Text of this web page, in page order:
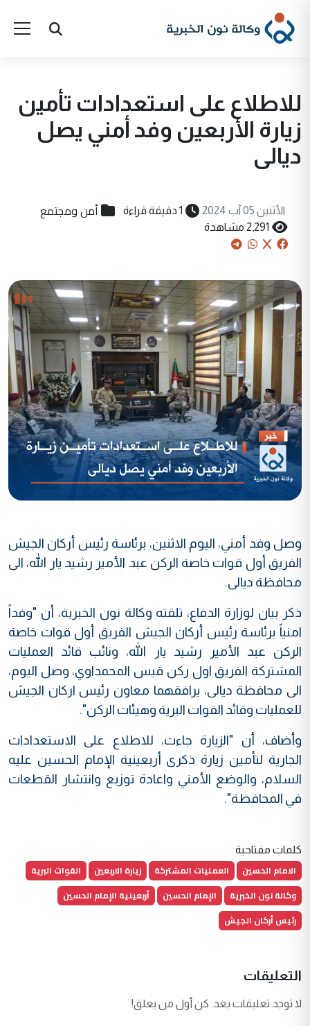
للاطلاع على استعدادات تأمين
زيارة الأربعين وفد أمني يصل
ديالى
الأثنين 05 آب 2024 1 دقيقة قراءة أمن ومجتمع
2,291 مشاهدة
وصل وفد أمني، اليوم الاثنين، برئاسة رئيس أركان الجيش
الفريق أول قوات خاصة الركن عبد الأمير رشيد يار الله، الى
محافظة ديالى.
ذكر بيان لوزارة الدفاع، تلقته وكالة نون الخبرية، أن "وفداً
امنياً برئاسة رئيس أركان الجيش الفريق أول قوات خاصة
الركن عبد الأمير رشيد يار الله، ونائب قائد العمليات
المشتركة الفريق اول ركن قيس المحمداوي، وصل اليوم،
الى محافظة ديالى، يرافقهما معاون رئيس اركان الجيش
للعمليات وقائد القوات البرية وهيئات الركن".
وأضاف، أن "الزيارة جاءت، للاطلاع على الاستعدادات
الجارية لتأمين زيارة ذكرى أربعينية الإمام الحسين عليه
السلام، والوضع الأمني واعادة توزيع وانتشار القطعات
في المحافظة".
كلمات مفتاحية
الامام الحسين العمليات المشتركة زيارة الاربعين
القوات البرية
وكالة نون الخبرية
الإمام الحسين
أربعينية الإمام الحسين
رئيس أركان الجيش
التعليقات
لا توجد تعليقات بعد. كن أول من يعلق!